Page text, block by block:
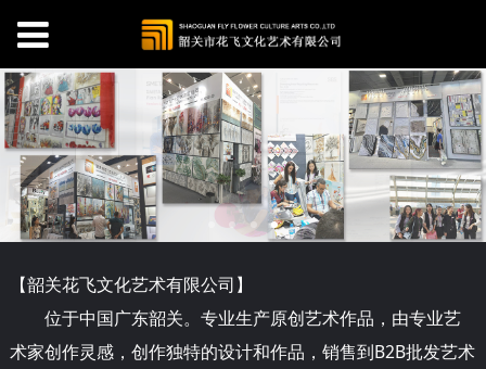
【韶关花飞文化艺术有限公司】
位于中国广东韶关。专业生产原创艺术作品，由专业艺
术家创作灵感，创作独特的设计和作品，销售到B2B批发艺术